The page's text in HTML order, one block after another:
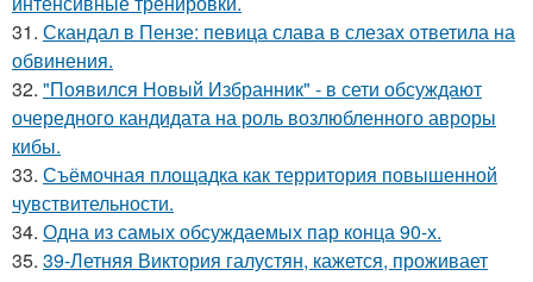
31. Скандал в Пензе: певица слава в слезах ответила на
обвинения.
32. "Появился Новый Избранник" - в сети обсуждают
очередного кандидата на роль возлюбленного авроры
кибы.
33. Съёмочная площадка как территория повышенной
чувствительности.
34. Одна из самых обсуждаемых пар конца 90-х.
35. 39-Летняя Виктория галустян, кажется, проживает